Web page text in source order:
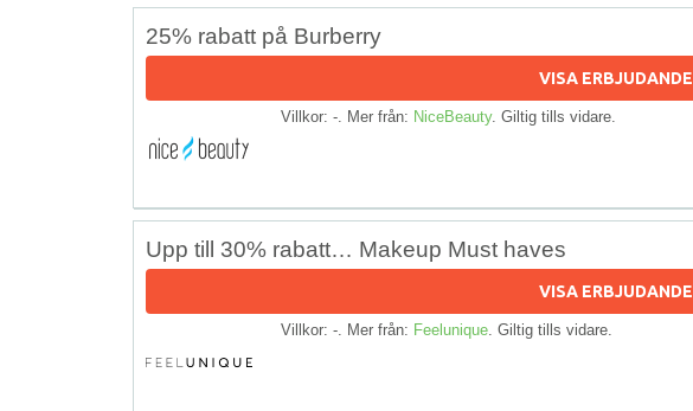
25% rabatt på Burberry
VISA ERBJUDANDE
Villkor: -. Mer från: NiceBeauty. Giltig tills vidare.
Upp till 30% rabatt… Makeup Must haves
VISA ERBJUDANDE
Villkor: -. Mer från: Feelunique . Giltig tills vidare.